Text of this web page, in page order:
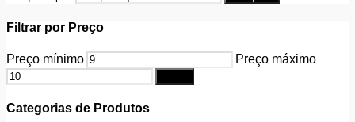
Filtrar por Preço
Preço mínimo Preço máximo
Categorias de Produtos